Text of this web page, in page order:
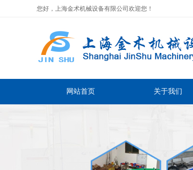
您好，上海金术机械设备有限公司欢迎您！
网站首页 关于我们